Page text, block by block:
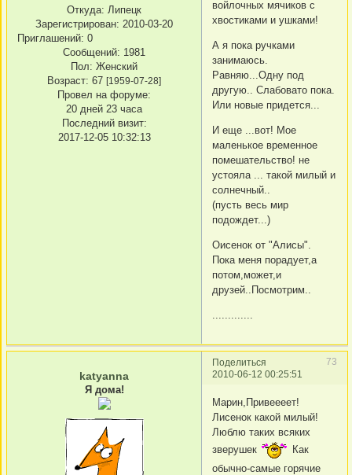
Откуда: Липецк
Зарегистрирован: 2010-03-20
Приглашений: 0
Сообщений: 1981
Пол: Женский
Возраст: 67 [1959-07-28]
Провел на форуме:
20 дней 23 часа
Последний визит:
2017-12-05 10:32:13
войлочных мячиков с
хвостиками и ушками!
А я пока ручками
занимаюсь.
Равняю...Одну под
другую.. Слабовато пока.
Или новые придется...
И еще ...вот! Мое
маленькое временное
помешательство! не
устояла ... такой милый и
солнечный..
(пусть весь мир
подождет...)
Оисенок от "Алисы".
Пока меня порадует,а
потом,может,и
друзей..Посмотрим..
Поделиться
73
2010-06-12 00:25:51
katyanna
Я дома!
Марин,Привеееет!
Лисенок какой милый!
Люблю таких всяких
зверушек
Как
обычно-самые горячие